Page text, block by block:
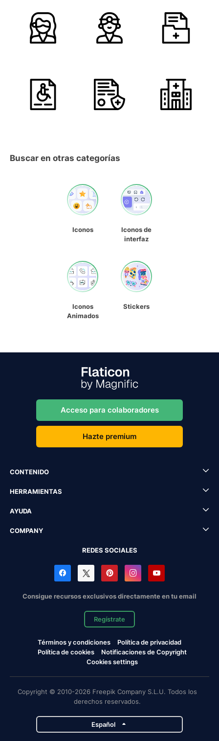
Buscar en otras categorías
Iconos
Iconos de
interfaz
Iconos
Animados
Stickers
Acceso para colaboradores
Hazte premium
CONTENIDO
HERRAMIENTAS
AYUDA
COMPANY
REDES SOCIALES
Consigue recursos exclusivos directamente en tu email
Regístrate
Términos y condiciones
Política de privacidad
Política de cookies
Notificaciones de Copyright
Cookies settings
Copyright © 2010-2026 Freepik Company S.L.U. Todos los
derechos reservados.
Español